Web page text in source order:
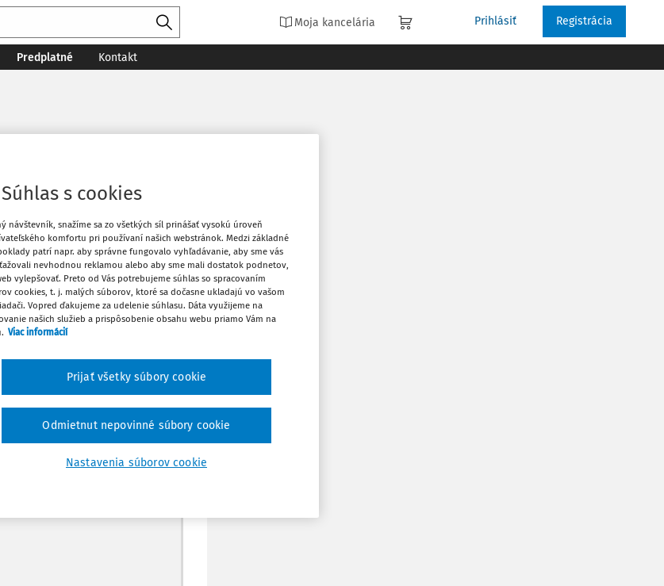
Moja kancelária Prihlásiť Registrácia
Predplatné Kontakt
predplatné? Prihláste sa
predplatiteľom
prístup na 10
obsahu:
Vytlačiť
Obľúbené
Stiahnuť
Súhlas s cookies
návštevník, snažíme sa zo všetkých síl prinášať vysokú úroveň
komfortu pri používaní našich webstránok. Medzi základné
patrí napr. aby správne fungovalo vyhľadávanie, aby sme vás
nevhodnou reklamou alebo aby sme mali dostatok podnetov,
vylepšovať. Preto od Vás potrebujeme súhlas so spracovaním
cookies, t. j. malých súborov, ktoré sa dočasne ukladajú vo vašom
Vopred ďakujeme za udelenie súhlasu. Dáta využijeme na
našich služieb a prispôsobenie obsahu webu priamo Vám na
Viac informácií
Nastavenia súborov cookie
Odmietnut nepovinné súbory cookie
Prijať všetky súbory cookie